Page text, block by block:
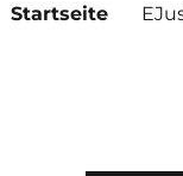
Startseite